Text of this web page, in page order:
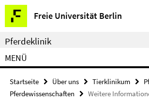
Springe
direkt
zu
Inhalt
Freie Universität Berlin
Service-
Navigation
Pferdeklinik
MENÜ
Startseite Über uns Tierklinikum
Pferdewissenschaften
Weitere